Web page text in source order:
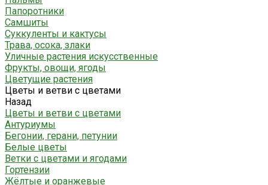
Папоротники
Самшиты
Суккуленты и кактусы
Трава, осока, злаки
Уличные растения искусственные
Фрукты, овощи, ягоды
Цветущие растения
Цветы и ветви с цветами
Назад
Цветы и ветви с цветами
Антуриумы
Бегонии, герани, петунии
Белые цветы
Ветки с цветами и ягодами
Гортензии
Жёлтые и оранжевые